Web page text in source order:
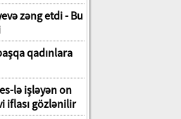
zəng etdi - Bu
qadınlara
lə işləyən on
iflası gözlənilir